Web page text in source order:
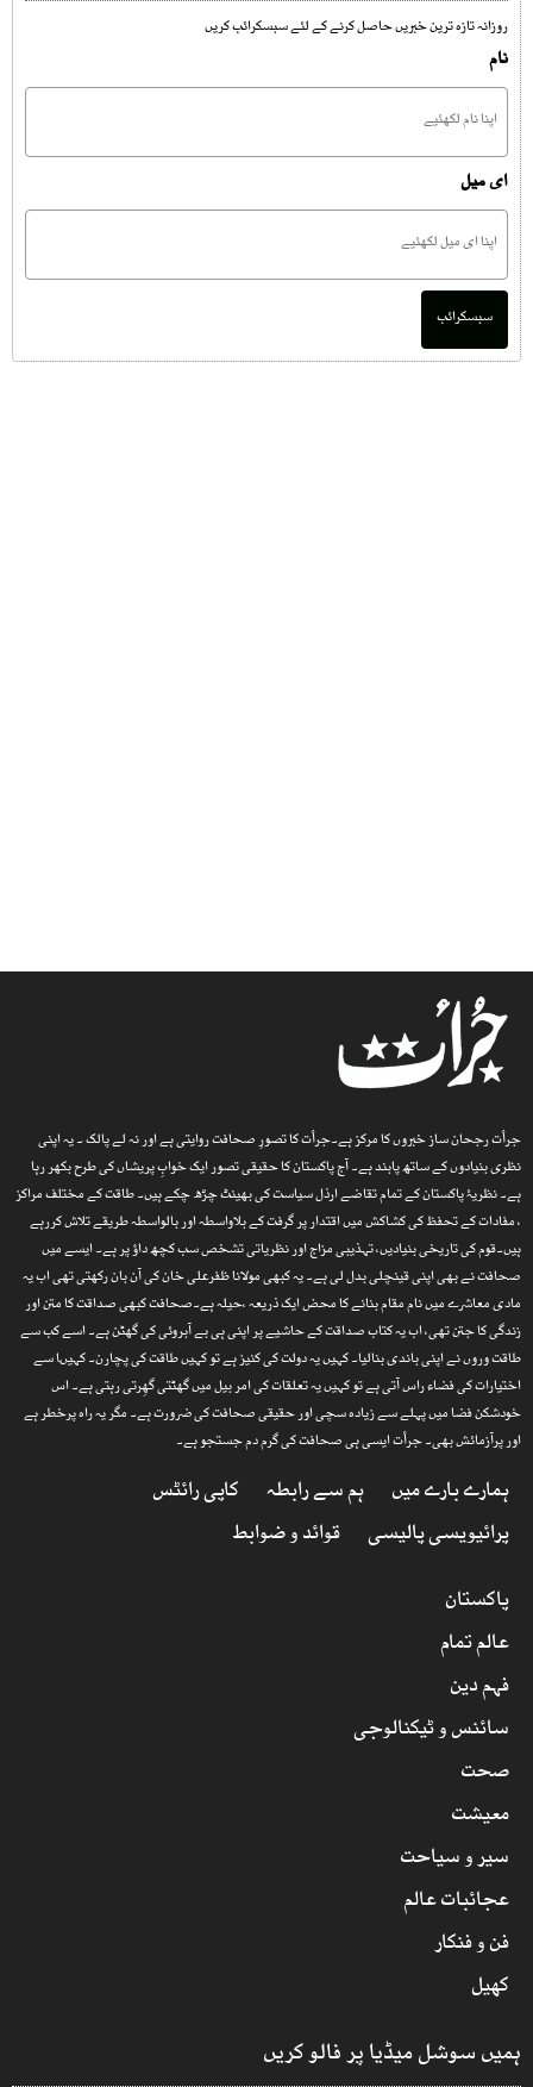
روزانہ تازہ ترین خبریں حاصل کرنے کے لئے سبسکرائب کریں
نام
ای میل
سبسکرائب
جرأت رجحان ساز خبروں کا مرکز ہے۔جرأت کا تصورِ صحافت روایتی ہے اور نہ لے پالک ۔ یہ اپنی
نظری بنیادوں کے ساتھ پابند ہے۔ آج پاکستان کا حقیقی تصور ایک خوابِ پریشاں کی طرح بکھر رہا
ہے۔ نظریۂ پاکستان کے تمام تقاضے ارذل سیاست کی بھینٹ چڑھ چکے ہیں۔ طاقت کے مختلف مراکز
، مفادات کے تحفظ کی کشاکش میں اقتدار پر گرفت کے بلاواسطہ اور بالواسطہ طریقے تلاش کررہے
ہیں۔قوم کی تاریخی بنیادیں، تہذیبی مزاج اور نظریاتی تشخص سب کچھ داؤ پر ہے۔ ایسے میں
صحافت نے بھی اپنی قینچلی بدل لی ہے۔ یہ کبھی مولانا ظفرعلی خان کی آن بان رکھتی تھی اب یہ
مادی معاشرے میں نام مقام بنانے کا محض ایک ذریعہ ،حیلہ ہے۔صحافت کبھی صداقت کا متن اور
زندگی کا جتن تھی، اب یہ کتاب صداقت کے حاشیے پر اپنی ہی بے آبروئی کی گھٹن ہے۔ اسے کب سے
طاقت وروں نے اپنی باندی بنالیا۔ کہیں یہ دولت کی کنیز ہے تو کہیں طاقت کی پچارن۔ کہیںا سے
اختیارات کی فضاء راس آتی ہے تو کہیں یہ تعلقات کی امر بیل میں گھٹتی گھِرتی رہتی ہے۔ اس
خودشکن فضا میں پہلے سے زیادہ سچی اور حقیقی صحافت کی ضرورت ہے۔ مگر یہ راہ پرخطر ہے
اور پرآزمائش بھی۔ جرأت ایسی ہی صحافت کی گرم دم جستجو ہے۔
ہمارے بارے میں ہم سے رابطہ
کاپی رائٹس
پرائیویسی پالیسی
قوائد و ضوابط
پاکستان
عالم تمام
فہم دین
سائنس و ٹیکنالوجی
صحت
معیشت
سیر و سیاحت
عجائبات عالم
فن و فنکار
کھیل
ہمیں سوشل میڈیا پر فالو کریں